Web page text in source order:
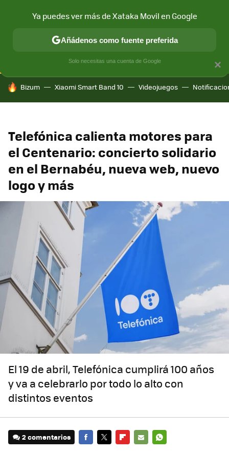
CONECTIVIDAD MÓVIL Y SOCIEDAD APLICACIONES
HOY SE HABLA DE
Bizum Xiaomi Smart Band 10 Videojuegos
Telefónica calienta motores para
el Centenario: concierto solidario
en el Bernabéu, nueva web, nuevo
logo y más
El 19 de abril, Telefónica cumplirá 100 años
y va a celebrarlo por todo lo alto con
distintos eventos
2 comentarios
×
Ya puedes ver más de Xataka Movil en Google
Añádenos como fuente preferida
Solo necesitas una cuenta de Google